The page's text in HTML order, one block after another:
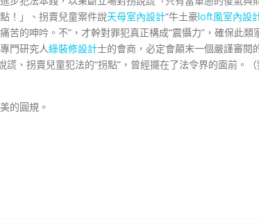
！」、拐賣兒童案件說天母室內設計“牛土豪loft風室內設
的呻吟。不”，才幹對罪犯真正構成“震懾力”，確保此類
門研究人綠裝修設計士的會商，必定會顛末一個嚴謹審閱
謊、拐賣兒童犯法的“拐點”，曾經擺在了法令界的面前。（
的圓規。